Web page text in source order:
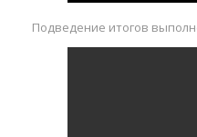
Подведение итогов